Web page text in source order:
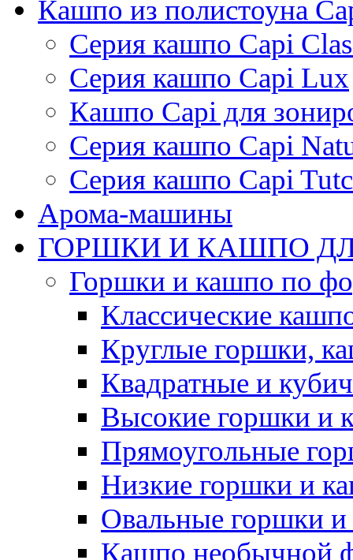
Кашпо из полистоуна
Серия кашпо Capi
Серия кашпо Capi Lux
Кашпо Capi для
Серия кашпо Capi
Серия кашпо Capi
Арома-машины
ГОРШКИ И КАШПО
Горшки и кашпо по
Классические
Круглые горшки,
Квадратные и
Высокие горшки и
Прямоугольные
Низкие горшки и
Овальные горшки
Кашпо необычной